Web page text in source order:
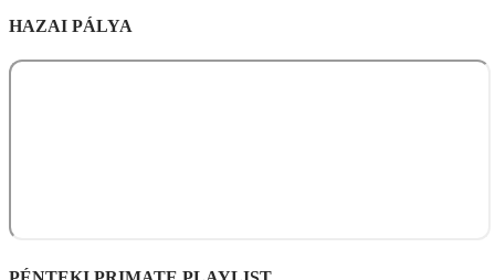
HAZAI PÁLYA